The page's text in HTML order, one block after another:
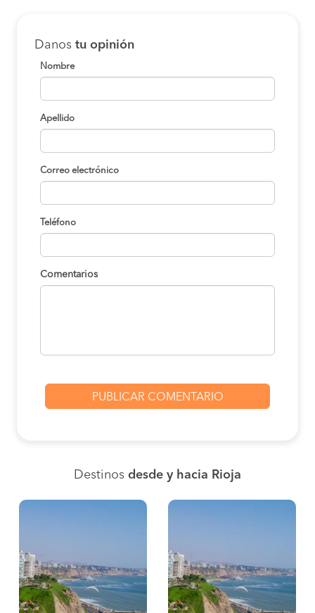
Danos tu opinión
Nombre
Apellido
Correo electrónico
Teléfono
Comentarios
Destinos desde y hacia Rioja